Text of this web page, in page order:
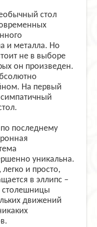
стол
и металла. Но
не в выборе
он произведен.
На первый
последнему
уникальна.
и просто,
в эллипс –
столешницы
движений